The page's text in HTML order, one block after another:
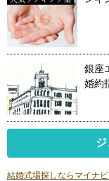
銀座
婚約
結婚式場探しならマイナ